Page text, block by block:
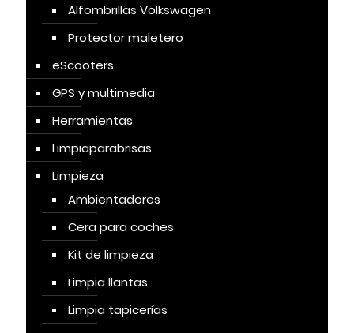
Alfombrillas Volkswagen
Protector maletero
eScooters
GPS y multimedia
Herramientas
Limpiaparabrisas
Limpieza
Ambientadores
Cera para coches
Kit de limpieza
Limpia llantas
Limpia tapicerías